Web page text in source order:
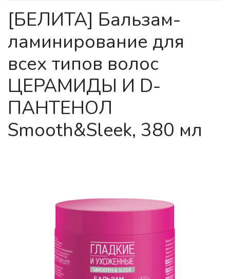
[БЕЛИТА] Бальзам-
ламинирование для
всех типов волос
ЦЕРАМИДЫ И D-
ПАНТЕНОЛ
Smooth&Sleek, 380 мл